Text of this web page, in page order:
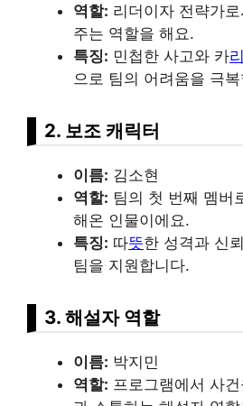
역할: 리더이자 전략가
주는 역할을 해요.
특징: 민첩한 사고와 카
으로 팀의 어려움을 극
2. 보조 캐릭터
이름: 김소현
역할: 팀의 첫 번째 멤버
해온 인물이에요.
특징: 따뜻한 성격과 신
팀을 지원합니다.
3. 해설자 역할
이름: 박지민
역할: 프로그램에서 사